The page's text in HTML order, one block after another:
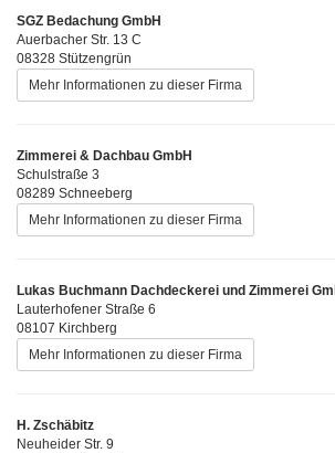
SGZ Bedachung GmbH
Auerbacher Str. 13 C
08328 Stützengrün
Mehr Informationen zu dieser Firma
Zimmerei & Dachbau GmbH
Schulstraße 3
08289 Schneeberg
Mehr Informationen zu dieser Firma
Lukas Buchmann Dachdeckerei und Zimmerei
Lauterhofener Straße 6
08107 Kirchberg
Mehr Informationen zu dieser Firma
H. Zschäbitz
Neuheider Str. 9